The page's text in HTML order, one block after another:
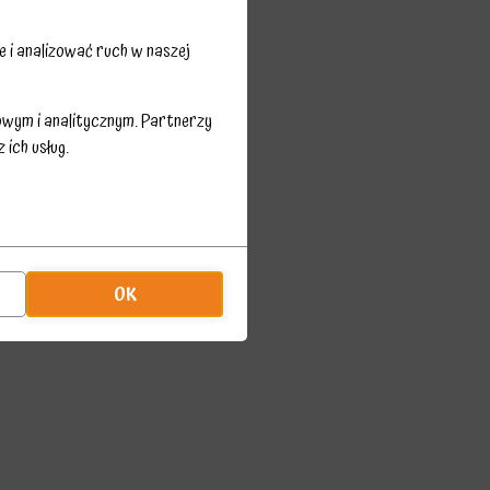
analizować ruch w naszej
i analitycznym. Partnerzy
usług.
OK